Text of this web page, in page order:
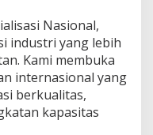
Nasional,
industri yang lebih
Kami membuka
internasional yang
berkualitas,
kapasitas